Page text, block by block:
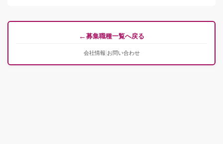
← 募集職種一覧へ戻る
会社情報 お問い合わせ